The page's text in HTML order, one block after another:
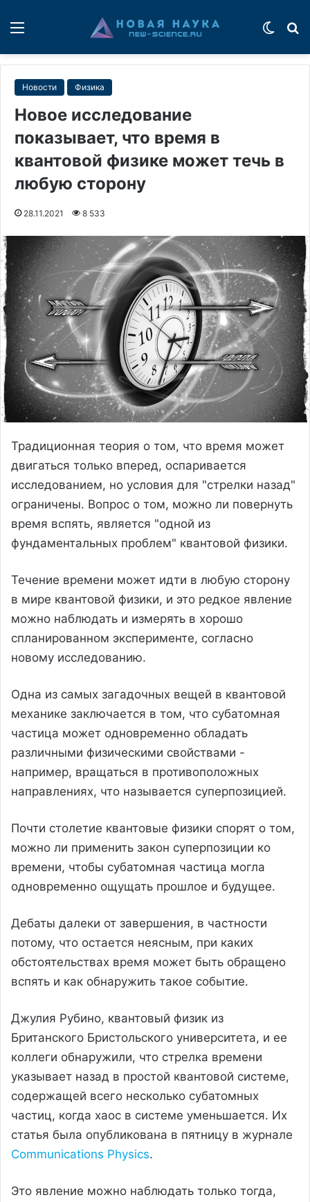
Новости Физика
Новое исследование
показывает, что время в
квантовой физике может течь в
любую сторону
28.11.2021 8 533
Традиционная теория о том, что время может
двигаться только вперед, оспаривается
исследованием, но условия для "стрелки назад"
ограничены. Вопрос о том, можно ли повернуть
время вспять, является "одной из
фундаментальных проблем" квантовой физики.
Течение времени может идти в любую сторону
в мире квантовой физики, и это редкое явление
можно наблюдать и измерять в хорошо
спланированном эксперименте, согласно
новому исследованию.
Одна из самых загадочных вещей в квантовой
механике заключается в том, что субатомная
частица может одновременно обладать
различными физическими свойствами -
например, вращаться в противоположных
направлениях, что называется суперпозицией.
Почти столетие квантовые физики спорят о том,
можно ли применить закон суперпозиции ко
времени, чтобы субатомная частица могла
одновременно ощущать прошлое и будущее.
Дебаты далеки от завершения, в частности
потому, что остается неясным, при каких
обстоятельствах время может быть обращено
вспять и как обнаружить такое событие.
Джулия Рубино, квантовый физик из
Британского Бристольского университета, и ее
коллеги обнаружили, что стрелка времени
указывает назад в простой квантовой системе,
содержащей всего несколько субатомных
частиц, когда хаос в системе уменьшается. Их
статья была опубликована в пятницу в журнале
Communications Physics.
Это явление можно наблюдать только тогда,